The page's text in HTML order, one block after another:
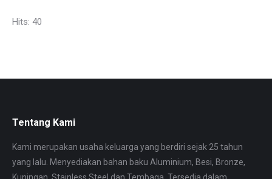
Hits: 40
Tentang Kami
Kami merupakan usaha keluarga yang berdiri sejak 25 tahun
yang lalu. Menyediakan bahan baku Aluminium, Besi, Bronze,
Kuningan, Stainless Steel dan Tembaga. Tersedia dalam